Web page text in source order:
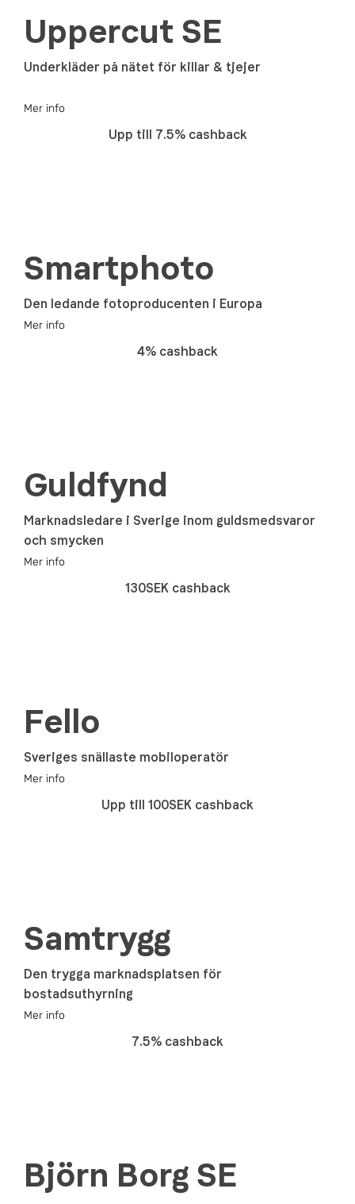
Uppercut SE
Underkläder på nätet för killar & tjejer
Mer info
Upp till 7.5% cashback
Smartphoto
Den ledande fotoproducenten i Europa
Mer info
4% cashback
Guldfynd
Marknadsledare i Sverige inom guldsmedsvaror
och smycken
Mer info
130SEK cashback
Fello
Sveriges snällaste mobiloperatör
Mer info
Upp till 100SEK cashback
Samtrygg
Den trygga marknadsplatsen för
bostadsuthyrning
Mer info
7.5% cashback
Björn Borg SE